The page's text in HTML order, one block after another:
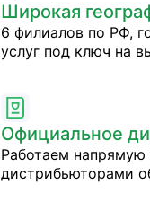
Широкая
6 филиалов по РФ,
услуг под ключ на
Официальное
Работаем
дистрибьюторами